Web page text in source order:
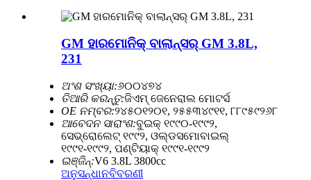
GM ହାରମୋନିକ୍ ବାଲାନ୍ସର୍ GM 3.8L,
231
ଅଂଶ ସଂଖ୍ୟା:୬୦୦୪୭୪
ତିଆରି କରନ୍ତୁ:ଜିଏମ୍ ଜେନେରାଲ ମୋଟର୍ସ
OE ନମ୍ବର:୨୪୫୦୧୨୦୧, ୨୫୫୩୪୯୧୧, ୮୮୯୫୯୨୬୮
ଆବେଦନ ସାରାଂଶ:ବୁଇକ୍ ୧୯୯୦-୧୯୯୨,
ସେଭ୍ରୋଲେଟ୍ ୧୯୯୨, ଓଲ୍ଡସମୋବାଇଲ୍
୧୯୯୧-୧୯୯୨, ପଣ୍ଟିୟାକ୍ ୧୯୯୧-୧୯୯୨
ଇଞ୍ଜିନ୍:V6 3.8L 3800cc
ଅନୁସନ୍ଧାନବିବରଣୀ